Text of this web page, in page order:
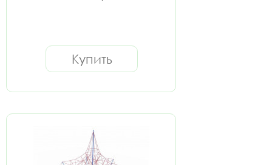
Купить